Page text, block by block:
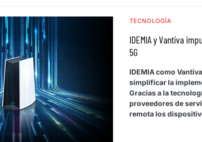
TECNOLOGÍA
IDEMIA y Vantiva
5G
IDEMIA como
simplificar la
Gracias a la
proveedores de
remota los